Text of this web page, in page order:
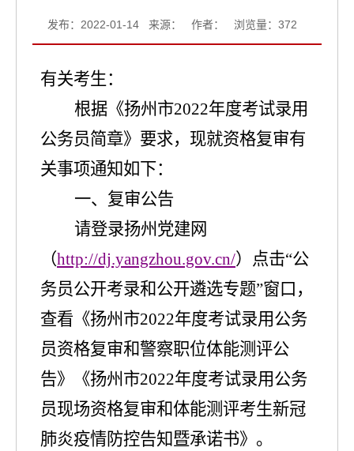
发布：2022-01-14 来源： 作者： 浏览量： 372
有关考生：
根据《扬州市2022年度考试录用
公务员简章》要求，现就资格复审有
关事项通知如下：
一、 复审公告
请登录扬州党建网
（http://dj.yangzhou.gov.cn/） 点击“公
务员公开考录和公开遴选专题”窗口，
查看《扬州市2022年度考试录用公务
员资格复审和警察职位体能测评公
告》《扬州市2022年度考试录用公务
员现场资格复审和体能测评考生新冠
肺炎疫情防控告知暨承诺书》 。